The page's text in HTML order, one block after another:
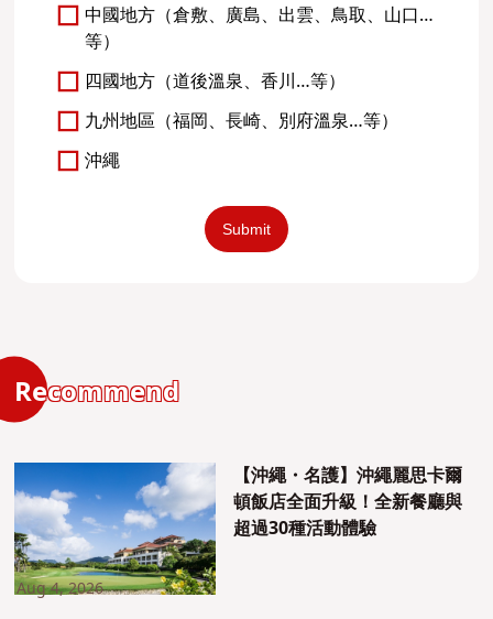
中國地方（倉敷、廣島、出雲、鳥取、山口…
等）
四國地方（道後溫泉、香川…等）
九州地區（福岡、長崎、別府溫泉…等）
沖繩
Recommend
【沖繩・名護】沖繩麗思卡爾
頓飯店全面升級！全新餐廳與
超過30種活動體驗
Aug 4, 2026